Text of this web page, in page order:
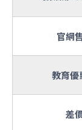
官網
教育優
差